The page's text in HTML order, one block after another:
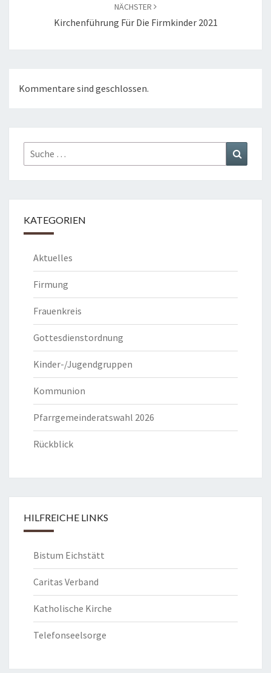
NÄCHSTER
Kirchenführung Für Die Firmkinder 2021
Kommentare sind geschlossen.
Suche
nach:
KATEGORIEN
Aktuelles
Firmung
Frauenkreis
Gottesdienstordnung
Kinder-/Jugendgruppen
Kommunion
Pfarrgemeinderatswahl 2026
Rückblick
HILFREICHE LINKS
Bistum Eichstätt
Caritas Verband
Katholische Kirche
Telefonseelsorge